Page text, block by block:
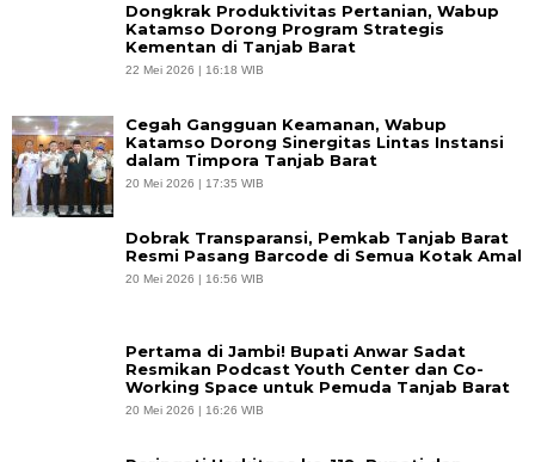
Dongkrak Produktivitas Pertanian, Wabup
Katamso Dorong Program Strategis
Kementan di Tanjab Barat
22 Mei 2026 | 16:18 WIB
Cegah Gangguan Keamanan, Wabup
Katamso Dorong Sinergitas Lintas Instansi
dalam Timpora Tanjab Barat
20 Mei 2026 | 17:35 WIB
Dobrak Transparansi, Pemkab Tanjab Barat
Resmi Pasang Barcode di Semua Kotak Amal
20 Mei 2026 | 16:56 WIB
Pertama di Jambi! Bupati Anwar Sadat
Resmikan Podcast Youth Center dan Co-
Working Space untuk Pemuda Tanjab Barat
20 Mei 2026 | 16:26 WIB